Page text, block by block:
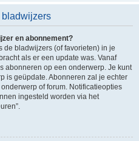
bladwijzers
en abonnement?
de bladwijzers (of favorieten) in je
als er een update was. Vanaf
abonneren op een onderwerp. Je kunt
is geüpdate. Abonneren zal je echter
of forum. Notificatieopties
ingesteld worden via het